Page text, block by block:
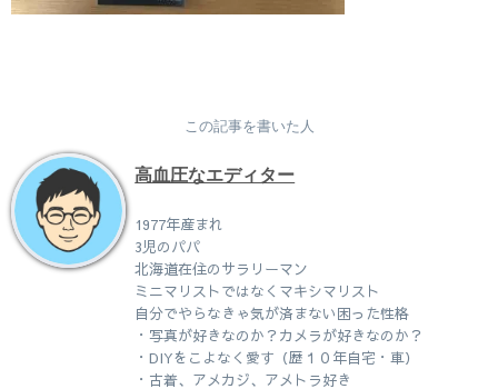
この記事を書いた人
高血圧なエディター
1977年産まれ
3児のパパ
北海道在住のサラリーマン
ミニマリストではなくマキシマリスト
自分でやらなきゃ気が済まない困った性格
・写真が好きなのか？カメラが好きなのか？
・DIYをこよなく愛す（歴１０年自宅・車）
・古着、アメカジ、アメトラ好き